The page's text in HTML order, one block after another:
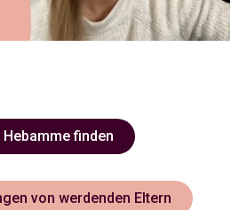
finden
von werdenden Eltern